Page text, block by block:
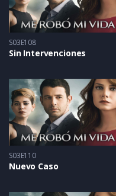
S03E108
Sin Intervenciones
S03E110
Nuevo Caso